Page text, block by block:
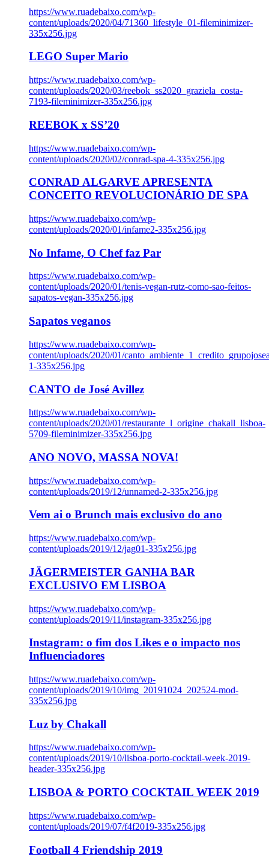
https://www.ruadebaixo.com/wp-
content/uploads/2020/04/71360_lifestyle_01-fileminimizer-
335x256.jpg
LEGO Super Mario
https://www.ruadebaixo.com/wp-
content/uploads/2020/03/reebok_ss2020_graziela_costa-
7193-fileminimizer-335x256.jpg
REEBOK x SS’20
https://www.ruadebaixo.com/wp-
content/uploads/2020/02/conrad-spa-4-335x256.jpg
CONRAD ALGARVE APRESENTA
CONCEITO REVOLUCIONÁRIO DE SPA
https://www.ruadebaixo.com/wp-
content/uploads/2020/01/infame2-335x256.jpg
No Infame, O Chef faz Par
https://www.ruadebaixo.com/wp-
content/uploads/2020/01/tenis-vegan-rutz-como-sao-feitos-
sapatos-vegan-335x256.jpg
Sapatos veganos
https://www.ruadebaixo.com/wp-
content/uploads/2020/01/
1-335x256.jpg
CANTO de José Avillez
https://www.ruadebaixo.com/wp-
content/uploads/2020/01/restaurante_l_origine_chakall_lisboa-
5709-fileminimizer-335x256.jpg
ANO NOVO, MASSA NOVA!
https://www.ruadebaixo.com/wp-
content/uploads/2019/12/unnamed-2-335x256.jpg
Vem ai o Brunch mais exclusivo do ano
https://www.ruadebaixo.com/wp-
content/uploads/2019/12/jag01-335x256.jpg
JÄGERMEISTER GANHA BAR
EXCLUSIVO EM LISBOA
https://www.ruadebaixo.com/wp-
content/uploads/2019/11/instagram-335x256.jpg
Instagram: o fim dos Likes e o impacto nos
Influenciadores
https://www.ruadebaixo.com/wp-
content/uploads/2019/10/img_20191024_202524-mod-
335x256.jpg
Luz by Chakall
https://www.ruadebaixo.com/wp-
content/uploads/2019/10/lisboa-porto-cocktail-week-2019-
header-335x256.jpg
LISBOA & PORTO COCKTAIL WEEK 2019
https://www.ruadebaixo.com/wp-
content/uploads/2019/07/f4f2019-335x256.jpg
Football 4 Friendship 2019